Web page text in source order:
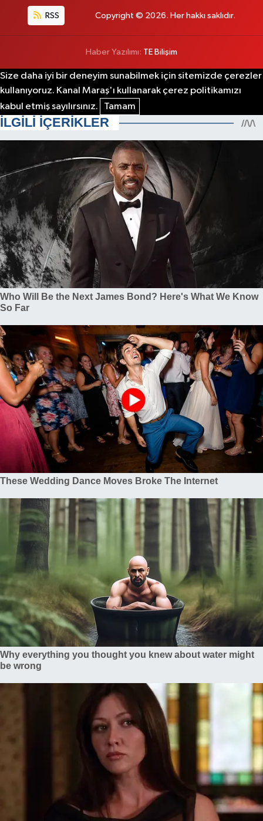
RSS Copyright © 2026. Her hakkı saklıdır.
Haber Yazılımı: TE Bilişim
Size daha iyi bir deneyim sunabilmek için sitemizde çerezler
kullanıyoruz. Kanal Maraş'ı kullanarak çerez politikamızı
kabul etmiş sayılırsınız.
Tamam